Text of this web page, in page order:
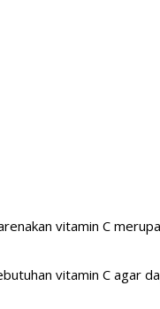
vitamin C
vitamin C agar